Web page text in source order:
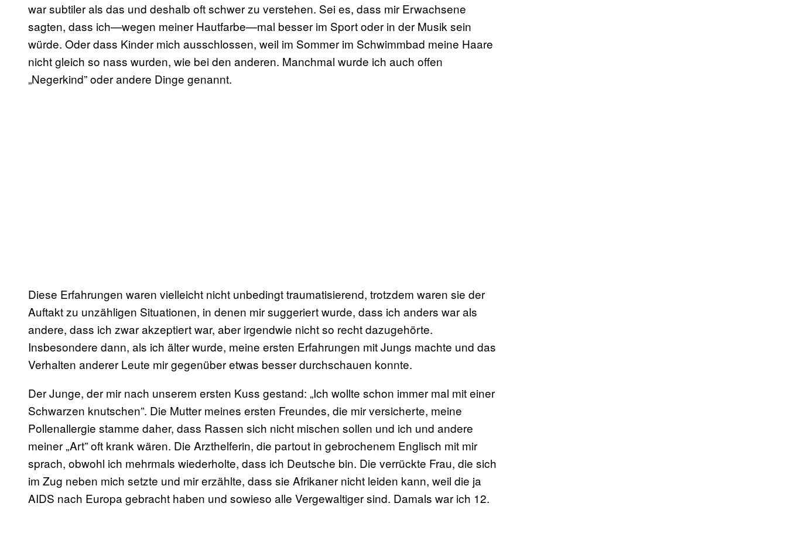
war subtiler als das und deshalb oft schwer zu verstehen. Sei es, dass mir Erwachsene
sagten, dass ich—wegen meiner Hautfarbe—mal besser im Sport oder in der Musik sein
würde. Oder dass Kinder mich ausschlossen, weil im Sommer im Schwimmbad meine Haare
nicht gleich so nass wurden, wie bei den anderen. Manchmal wurde ich auch offen
„Negerkind” oder andere Dinge genannt.
Diese Erfahrungen waren vielleicht nicht unbedingt traumatisierend, trotzdem waren sie der
Auftakt zu unzähligen Situationen, in denen mir suggeriert wurde, dass ich anders war als
andere, dass ich zwar akzeptiert war, aber irgendwie nicht so recht dazugehörte.
Insbesondere dann, als ich älter wurde, meine ersten Erfahrungen mit Jungs machte und das
Verhalten anderer Leute mir gegenüber etwas besser durchschauen konnte.
Der Junge, der mir nach unserem ersten Kuss gestand: „Ich wollte schon immer mal mit einer
Schwarzen knutschen”. Die Mutter meines ersten Freundes, die mir versicherte, meine
Pollenallergie stamme daher, dass Rassen sich nicht mischen sollen und ich und andere
meiner „Art” oft krank wären. Die Arzthelferin, die partout in gebrochenem Englisch mit mir
sprach, obwohl ich mehrmals wiederholte, dass ich Deutsche bin. Die verrückte Frau, die sich
im Zug neben mich setzte und mir erzählte, dass sie Afrikaner nicht leiden kann, weil die ja
AIDS nach Europa gebracht haben und sowieso alle Vergewaltiger sind. Damals war ich 12.